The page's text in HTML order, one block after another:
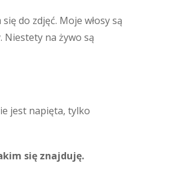
do zdjęć. Moje włosy są
Niestety na żywo są
jest napięta, tylko
się znajduję.